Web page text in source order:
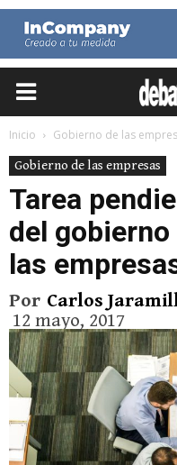
Inicio
Gobierno de las
Gobierno de las empresas
Tarea
del
las
Por Carlos
12 mayo, 2017